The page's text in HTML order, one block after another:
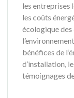
les entreprises
les coûts
écologique
bénéfices de
d’installation,
témoignages